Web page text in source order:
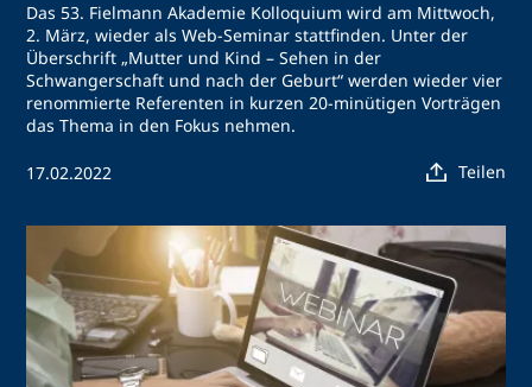
Das 53. Fielmann Akademie Kolloquium wird am Mittwoch,
2. März, wieder als Web-Seminar stattfinden. Unter der
Überschrift „Mutter und Kind – Sehen in der
Schwangerschaft und nach der Geburt“ werden wieder vier
renommierte Referenten in kurzen 20-minütigen Vorträgen
das Thema in den Fokus nehmen.
17.02.2022 Teilen